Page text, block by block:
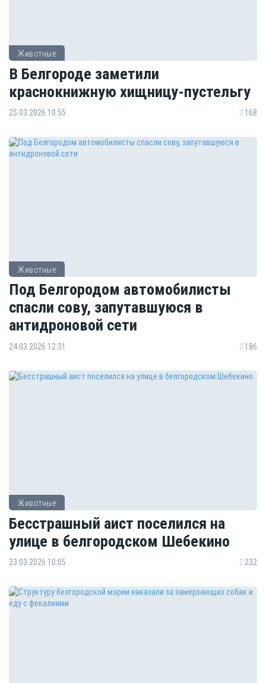
Животные
В Белгороде заметили
краснокнижную хищницу-пустельгу
25.03.2026 10:55 168
Животные
Под Белгородом автомобилисты
спасли сову, запутавшуюся в
антидроновой сети
24.03.2026 12:31 186
Животные
Бесстрашный аист поселился на
улице в белгородском Шебекино
23.03.2026 10:05 232